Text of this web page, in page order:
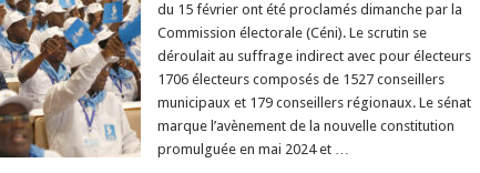
gagne
les
élections
sénatoriales
du 15 février ont été proclamés dimanche par la
Commission électorale (Céni). Le scrutin se
déroulait au suffrage indirect avec pour électeurs
1706 électeurs composés de 1527 conseillers
municipaux et 179 conseillers régionaux. Le sénat
marque l’avènement de la nouvelle constitution
promulguée en mai 2024 et …